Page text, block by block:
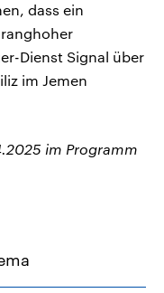
dass ein
Dienst Signal über
im Jemen
im Programm